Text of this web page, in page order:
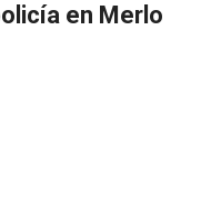
en Merlo